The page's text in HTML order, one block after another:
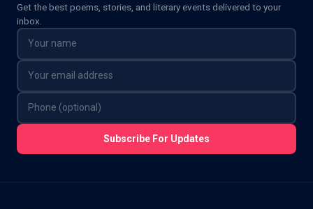
Get the best poems, stories, and literary events delivered to your
inbox.
Subscribe For Updates